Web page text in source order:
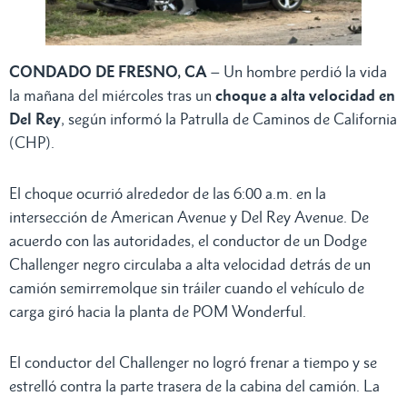
CONDADO DE FRESNO, CA – Un hombre perdió la vida
la mañana del miércoles tras un choque a alta velocidad en
Del Rey, según informó la Patrulla de Caminos de California
(CHP).
El choque ocurrió alrededor de las 6:00 a.m. en la
intersección de American Avenue y Del Rey Avenue. De
acuerdo con las autoridades, el conductor de un Dodge
Challenger negro circulaba a alta velocidad detrás de un
camión semirremolque sin tráiler cuando el vehículo de
carga giró hacia la planta de POM Wonderful.
El conductor del Challenger no logró frenar a tiempo y se
estrelló contra la parte trasera de la cabina del camión. La